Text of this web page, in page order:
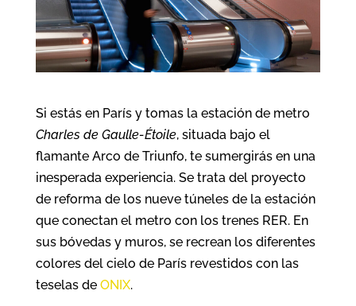
Si estás en París y tomas la estación de metro
Charles de Gaulle-Étoile, situada bajo el
flamante Arco de Triunfo, te sumergirás en una
inesperada experiencia. Se trata del proyecto
de reforma de los nueve túneles de la estación
que conectan el metro con los trenes RER. En
sus bóvedas y muros, se recrean los diferentes
colores del cielo de París revestidos con las
teselas de ONIX.